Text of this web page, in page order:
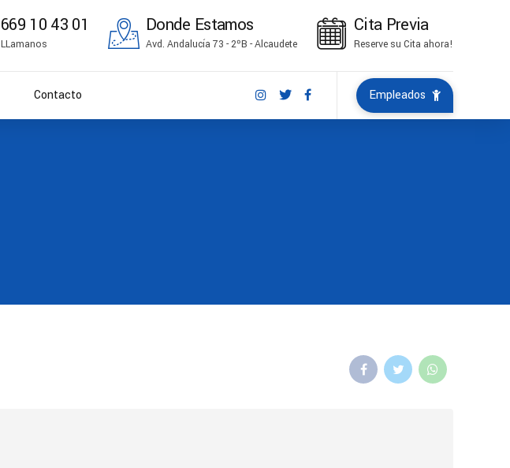
669 10 43 01
LLamanos
Donde Estamos
Avd. Andalucía 73 - 2ºB - Alcaudete
Cita Previa
Reserve su Cita ahora!
Empleados
Contacto